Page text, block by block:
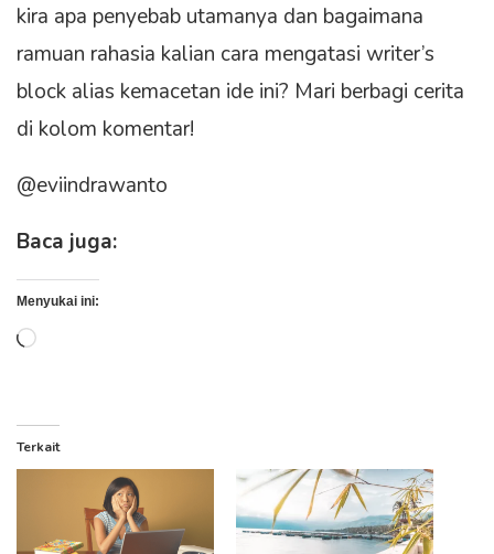
kira apa penyebab utamanya dan bagaimana
ramuan rahasia kalian cara mengatasi writer’s
block alias kemacetan ide ini? Mari berbagi cerita
di kolom komentar!
@eviindrawanto
Baca juga:
Menyukai ini:
Memuat...
Terkait